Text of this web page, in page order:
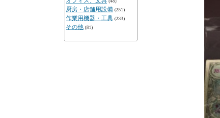
厨房・店舗用設備 (251)
作業用機器・工具 (233)
その他 (81)